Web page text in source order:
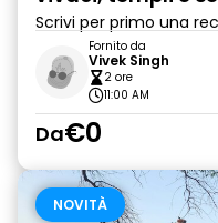
Scrivi per primo una
Fornito da
Vivek Singh
2 ore
11:00 AM
Da€0
NOVITÀ